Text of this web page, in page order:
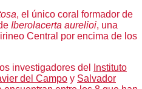
, el único coral formador de
Iberolacerta aurelioi, una
Central por encima de los
investigadores del
Instituto
del Campo y Salvador